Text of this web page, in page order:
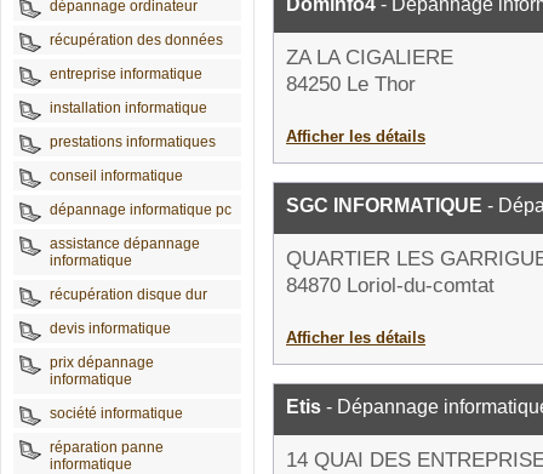
dépannage ordinateur
récupération des données
entreprise informatique
installation informatique
prestations informatiques
conseil informatique
dépannage informatique pc
assistance dépannage
informatique
récupération disque dur
devis informatique
prix dépannage
informatique
société informatique
réparation panne
informatique
Dominfo4 - Dépannage
ZA LA CIGALIERE
84250 Le Thor
Afficher les détails
SGC INFORMATIQUE -
QUARTIER LES
84870 Loriol-du-comtat
Afficher les détails
Etis - Dépannage
14 QUAI DES